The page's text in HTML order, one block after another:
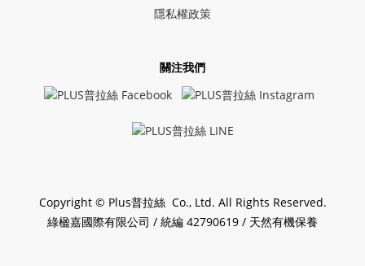
隱私權政策
關注我們
Copyright © Plus普拉絲 Co., Ltd. All Rights Reserved.
綠楹嘉國際有限公司 / 統編 42790619 / 天然有機保養